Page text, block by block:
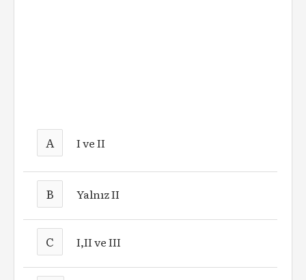
A I ve II
B Yalnız II
C I,II ve III